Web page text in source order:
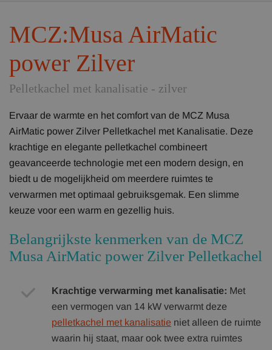
MCZ:Musa AirMatic
power Zilver
Pelletkachel met kanalisatie - zilver
Ervaar de warmte en het comfort van de MCZ Musa
AirMatic power Zilver Pelletkachel met Kanalisatie. Deze
krachtige en elegante pelletkachel combineert
geavanceerde technologie met een modern design, en
biedt u de mogelijkheid om meerdere ruimtes te
verwarmen met optimaal gebruiksgemak. Een slimme
keuze voor een warm en gezellig huis.
Belangrijkste kenmerken van de MCZ
Musa AirMatic power Zilver Pelletkachel
Krachtige verwarming met kanalisatie: Met
een vermogen van 14 kW verwarmt deze
pelletkachel met kanalisatie niet alleen de ruimte
waarin hij staat, maar ook twee extra ruimtes